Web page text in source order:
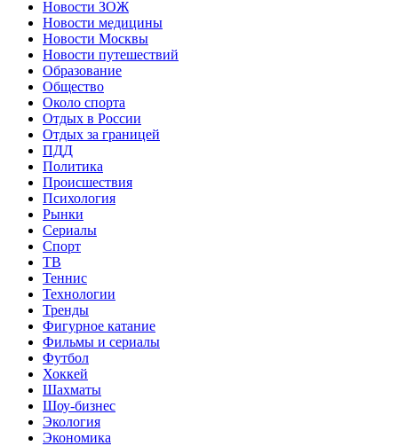
Новости ЗОЖ
Новости медицины
Новости Москвы
Новости путешествий
Образование
Общество
Около спорта
Отдых в России
Отдых за границей
ПДД
Политика
Происшествия
Психология
Рынки
Сериалы
Спорт
ТВ
Теннис
Технологии
Тренды
Фигурное катание
Фильмы и сериалы
Футбол
Хоккей
Шахматы
Шоу-бизнес
Экология
Экономика